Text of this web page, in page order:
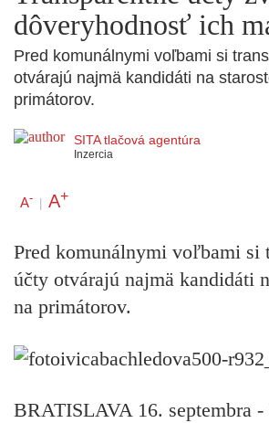
dôveryhodnosť ich
Pred komunálnymi voľbami si
otvárajú najmä kandidáti na
primátorov.
SITA tlačová agentúra
Inzercia
A- | A+
Pred komunálnymi voľbami si
účty otvárajú najmä kandidáti
na primátorov.
BRATISLAVA 16. septembra -